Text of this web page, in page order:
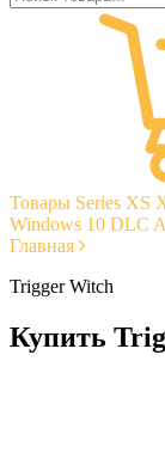
Товары Series XS
Windows 10 DLC
Главная
Trigger Witch
Купить